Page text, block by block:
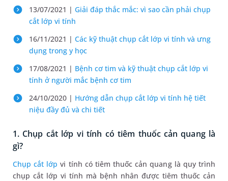
13/07/2021 | Giải đáp thắc mắc: vì sao cần phải chụp
cắt lớp vi tính
16/11/2021 | Các kỹ thuật chụp cắt lớp vi tính và ưng
dụng trong y học
17/08/2021 | Bệnh cơ tim và kỹ thuật chụp cắt lớp vi
tính ở người mắc bệnh cơ tim
24/10/2020 | Hướng dẫn chụp cắt lớp vi tính hệ tiết
niệu đầy đủ và chi tiết
1. Chụp cắt lớp vi tính có tiêm thuốc cản quang là
gì?
Chụp cắt lớp vi tính có tiêm thuốc cản quang là quy trình
chụp cắt lớp vi tính mà bệnh nhân được tiêm thuốc cản